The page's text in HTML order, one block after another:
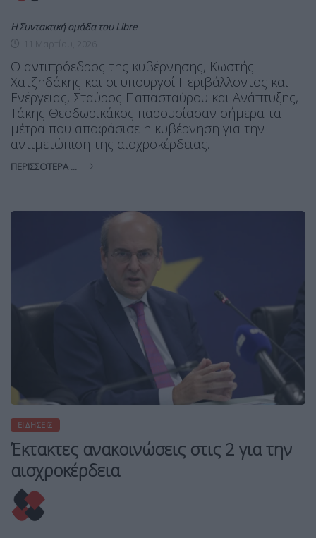
Η Συντακτική ομάδα του Libre
Ο αντιπρόεδρος της κυβέρνησης, Κωστής
Χατζηδάκης και οι υπουργοί Περιβάλλοντος και
Ενέργειας, Σταύρος Παπασταύρου και Ανάπτυξης,
Τάκης Θεοδωρικάκος παρουσίασαν σήμερα τα
μέτρα που αποφάσισε η κυβέρνηση για την
αντιμετώπιση της αισχροκέρδειας.
ΠΕΡΙΣΣΌΤΕΡΑ ...
ΕΙΔΉΣΕΙΣ
Έκτακτες ανακοινώσεις στις 2 για την
αισχροκέρδεια